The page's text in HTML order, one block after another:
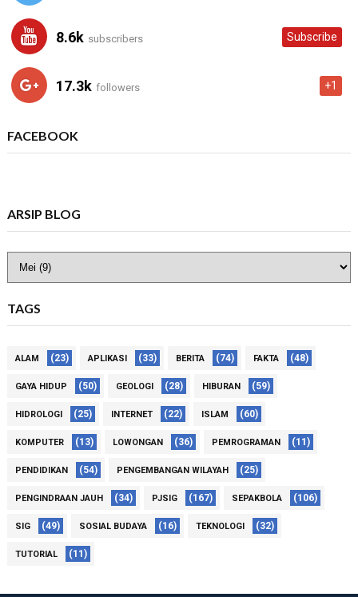
8.6k subscribers Subscribe
17.3k followers +1
FACEBOOK
ARSIP BLOG
TAGS
ALAM (23) APLIKASI (33) BERITA (74) FAKTA (48)
GAYA HIDUP (50) GEOLOGI (28) HIBURAN (59)
HIDROLOGI (25) INTERNET (22) ISLAM (60)
KOMPUTER (13) LOWONGAN (36) PEMROGRAMAN (11)
PENDIDIKAN (54) PENGEMBANGAN WILAYAH (25)
PENGINDRAAN JAUH (34) PJSIG (167) SEPAKBOLA (106)
SIG (49) SOSIAL BUDAYA (16) TEKNOLOGI (32)
TUTORIAL (11)